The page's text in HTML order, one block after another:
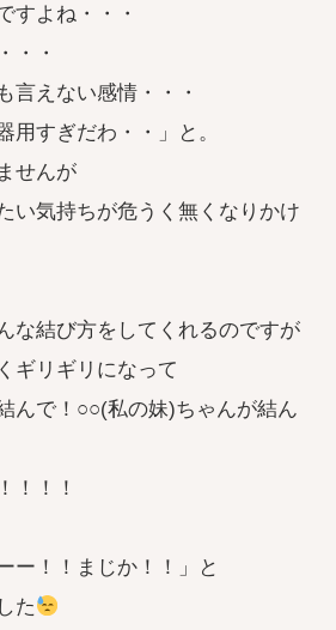
すよね・・・
・・
言えない感情・・・
用すぎだわ・・」と。
せんが
い気持ちが危うく無くなりかけ
な結び方をしてくれるのですが
ギリギリになって
んで！○○(私の妹)ちゃんが結ん
！！！
ー！！まじか！！」と
た